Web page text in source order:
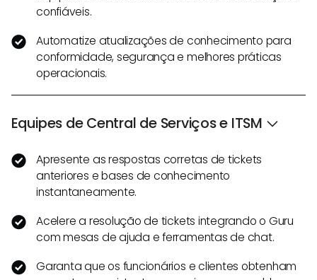
confiáveis.
Automatize atualizações de conhecimento para
conformidade, segurança e melhores práticas
operacionais.
Equipes de Central de Serviços e ITSM
Apresente as respostas corretas de tickets
anteriores e bases de conhecimento
instantaneamente.
Acelere a resolução de tickets integrando o Guru
com mesas de ajuda e ferramentas de chat.
Garanta que os funcionários e clientes obtenham